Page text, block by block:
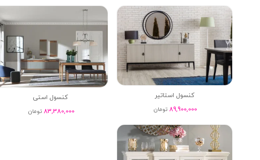
کنسول استاتیر
89,900,000 تومان
کنسول استی
83,380,000 تومان